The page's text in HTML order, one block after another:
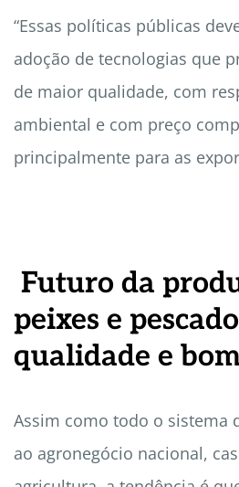
“Essas políticas públicas
adoção de tecnologias que
de maior qualidade, com
ambiental e com preço
principalmente para as
Futuro da
peixes e
qualidade e
Assim como todo o sistema
ao agronegócio nacional,